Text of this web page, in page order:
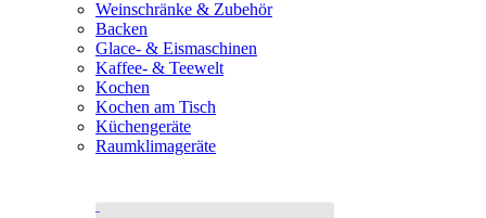
Weinschränke & Zubehör
Backen
Glace- & Eismaschinen
Kaffee- & Teewelt
Kochen
Kochen am Tisch
Küchengeräte
Raumklimageräte